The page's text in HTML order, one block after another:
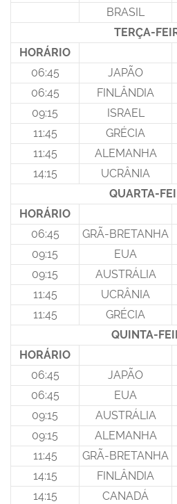
BRASIL
TERÇA-
HORÁRIO
06:45
JAPÃO
06:45
FINLÂNDIA
09:15
ISRAEL
11:45
GRÉCIA
11:45
ALEMANHA
14:15
UCRÂNIA
QUARTA-
HORÁRIO
06:45
GRÃ-BRETANHA
09:15
EUA
09:15
AUSTRÁLIA
11:45
UCRÂNIA
11:45
GRÉCIA
QUINTA-
HORÁRIO
06:45
JAPÃO
06:45
EUA
09:15
AUSTRÁLIA
09:15
ALEMANHA
11:45
GRÃ-BRETANHA
14:15
FINLÂNDIA
14:15
CANADÁ